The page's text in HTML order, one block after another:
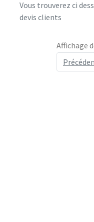
Vous trouverez ci
devis clients
Affichage